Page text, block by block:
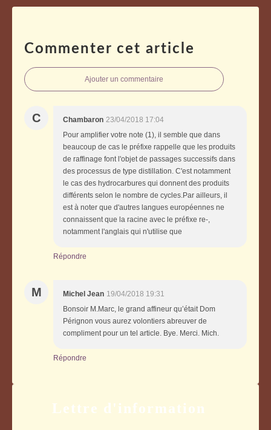
Commenter cet article
Ajouter un commentaire
C Chambaron 23/04/2018 17:04
Pour amplifier votre note (1), il semble que dans
beaucoup de cas le préfixe rappelle que les produits
de raffinage font l'objet de passages successifs dans
des processus de type distillation. C'est notamment
le cas des hydrocarbures qui donnent des produits
différents selon le nombre de cycles.Par ailleurs, il
est à noter que d'autres langues européennes ne
connaissent que la racine avec le préfixe re-,
notamment l'anglais qui n'utilise que
Répondre
M Michel Jean 19/04/2018 19:31
Bonsoir M.Marc, le grand affineur qu’était Dom
Pérignon vous aurez volontiers abreuver de
compliment pour un tel article. Bye. Merci. Mich.
Répondre